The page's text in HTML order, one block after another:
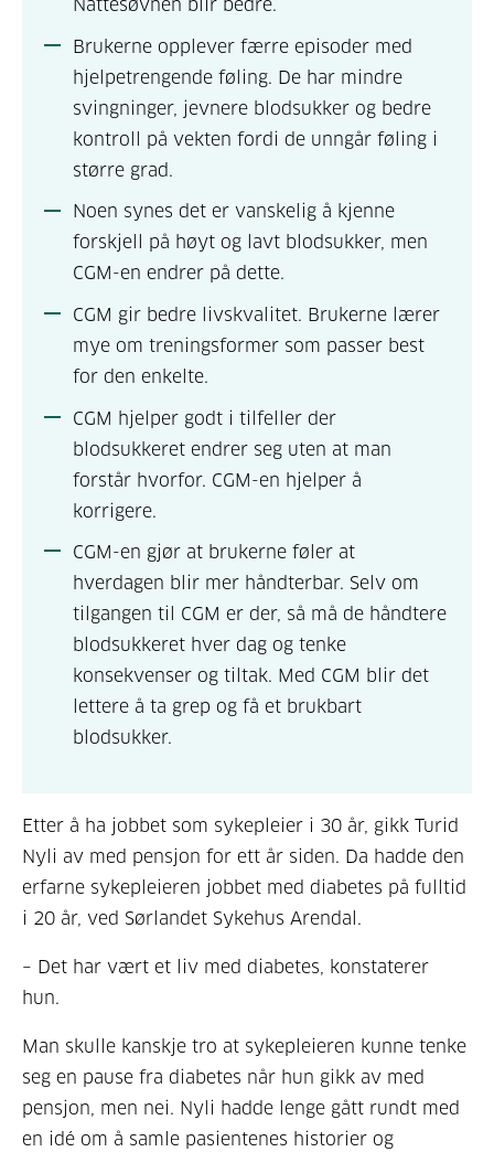
Nattesøvnen blir bedre.
Brukerne opplever færre episoder med
hjelpetrengende føling. De har mindre
svingninger, jevnere blodsukker og bedre
kontroll på vekten fordi de unngår føling i
større grad.
Noen synes det er vanskelig å kjenne
forskjell på høyt og lavt blodsukker, men
CGM-en endrer på dette.
CGM gir bedre livskvalitet. Brukerne lærer
mye om treningsformer som passer best
for den enkelte.
CGM hjelper godt i tilfeller der
blodsukkeret endrer seg uten at man
forstår hvorfor. CGM-en hjelper å
korrigere.
CGM-en gjør at brukerne føler at
hverdagen blir mer håndterbar. Selv om
tilgangen til CGM er der, så må de håndtere
blodsukkeret hver dag og tenke
konsekvenser og tiltak. Med CGM blir det
lettere å ta grep og få et brukbart
blodsukker.
Etter å ha jobbet som sykepleier i 30 år, gikk Turid
Nyli av med pensjon for ett år siden. Da hadde den
erfarne sykepleieren jobbet med diabetes på fulltid
i 20 år, ved Sørlandet Sykehus Arendal.
– Det har vært et liv med diabetes, konstaterer
hun.
Man skulle kanskje tro at sykepleieren kunne tenke
seg en pause fra diabetes når hun gikk av med
pensjon, men nei. Nyli hadde lenge gått rundt med
en idé om å samle pasientenes historier og